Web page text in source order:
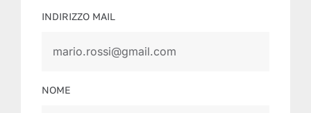
INDIRIZZO MAIL
NOME